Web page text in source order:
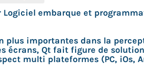
embarque et
plus importantes dans la
écrans, Qt fait figure de
multi plateformes (PC, iOs,